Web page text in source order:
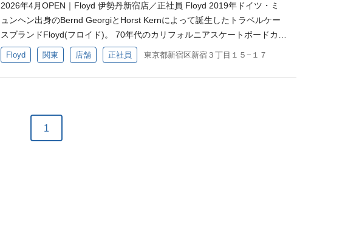
ージや季節感を考えた店内ディスプレイ（VMD） ・売上管理（売上利益予
算管理、販売戦略立案・実行） ・店舗運営（シフト作成、スタッフ育成な
ど） ・スタッフのマネジメント（人事評価など） 募集要件 【MUST】 ・
アパレル、服飾雑貨等の接客販売経験3年以上 ・受動的ではなく、能動的
2026年4月OPEN｜Floyd 伊勢丹新宿店／正社員 Floyd 2019年ドイツ・ミ
ュンヘン出身のBernd GeorgiとHorst Kernによって誕生したトラベルケー
スブランドFloyd(フロイド)。 70年代のカリフォルニアスケートボードカル
チャーの精神を現代に伝えながら、個性と革新性を体現しています。ユニ
ークで特徴的な外観は、ファッション感度の高いビジネスパーソンや世界
中を飛び回る旅行者らを魅了し、急速にファンを拡大しています。 日本で
Floyd 関東 店舗 正社員 東京都新宿区新宿３丁目１５−１７
1